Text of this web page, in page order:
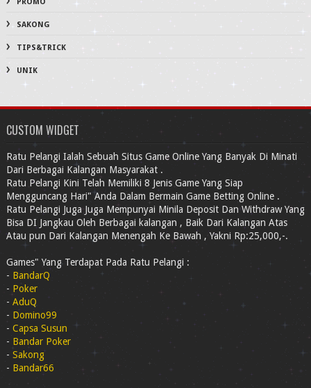
SAKONG
TIPS&TRICK
UNIK
CUSTOM WIDGET
Ratu Pelangi Ialah Sebuah Situs Game Online Yang Banyak Di Minati
Dari Berbagai Kalangan Masyarakat .
Ratu Pelangi Kini Telah Memiliki 8 Jenis Game Yang Siap
Mengguncang Hari" Anda Dalam Bermain Game Betting Online .
Ratu Pelangi Juga Juga Mempunyai Minila Deposit Dan Withdraw Yang
Bisa DI Jangkau Oleh Berbagai kalangan , Baik Dari Kalangan Atas
Atau pun Dari Kalangan Menengah Ke Bawah , Yakni Rp:25,000,-.
Games" Yang Terdapat Pada Ratu Pelangi :
- BandarQ
- Poker
- AduQ
- Domino99
- Capsa Susun
- Bandar Poker
- Sakong
- Bandar66